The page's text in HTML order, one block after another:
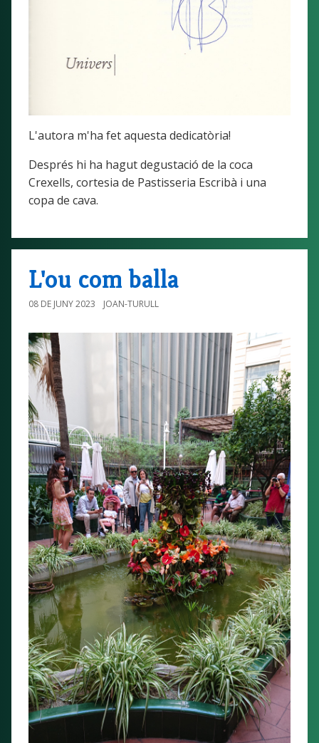
L'autora m'ha fet aquesta dedicatòria!
Després hi ha hagut degustació de la coca
Crexells, cortesia de Pastisseria Escribà i una
copa de cava.
L'ou com balla
08 DE JUNY 2023 JOAN-TURULL